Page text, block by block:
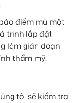
điểm mù một
trình lắp đặt
làm gián đoạn
thẩm mỹ.
tôi sẽ kiểm tra